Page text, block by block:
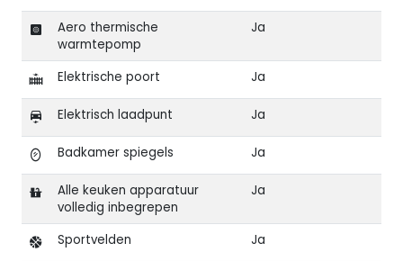
Aero thermische
warmtepomp
Ja
Elektrische poort Ja
Elektrisch laadpunt Ja
Badkamer spiegels Ja
Alle keuken apparatuur
volledig inbegrepen
Ja
Sportvelden Ja